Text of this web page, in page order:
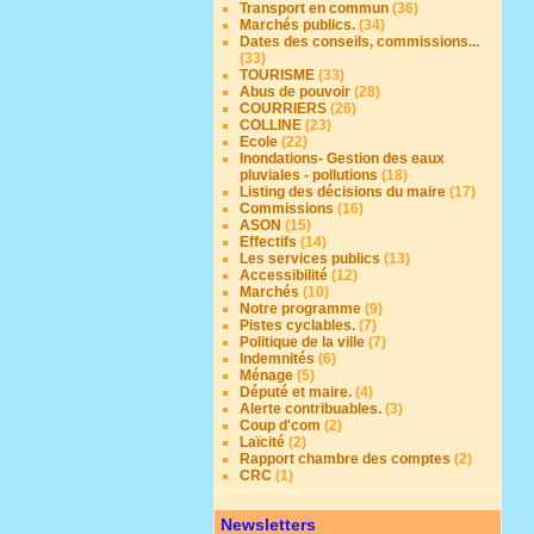
Transport en commun (36)
Marchés publics. (34)
Dates des conseils, commissions...
(33)
TOURISME (33)
Abus de pouvoir (28)
COURRIERS (26)
COLLINE (23)
Ecole (22)
Inondations- Gestion des eaux
pluviales - pollutions (18)
Listing des décisions du maire (17)
Commissions (16)
ASON (15)
Effectifs (14)
Les services publics (13)
Accessibilité (12)
Marchés (10)
Notre programme (9)
Pistes cyclables. (7)
Politique de la ville (7)
Indemnités (6)
Ménage (5)
Député et maire. (4)
Alerte contribuables. (3)
Coup d'com (2)
Laïcité (2)
Rapport chambre des comptes (2)
CRC (1)
Newsletters